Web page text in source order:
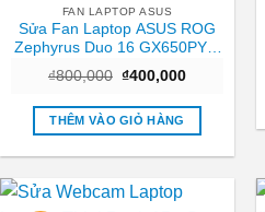
FAN LAPTOP ASUS
Sửa Fan Laptop ASUS ROG
Zephyrus Duo 16 GX650PY –
Rẻ
₫800,000 Giá
là:
₫800,000.
₫400,000Giá
tại
₫400,000.
THÊM VÀO GIỎ HÀNG